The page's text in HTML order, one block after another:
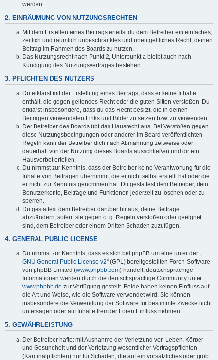
werden.
2. EINRÄUMUNG VON NUTZUNGSRECHTEN
Mit dem Erstellen eines Beitrags erteilst du dem Betreiber ein einfaches,
zeitlich und räumlich unbeschränktes und unentgeltliches Recht, deinen
Beitrag im Rahmen des Boards zu nutzen.
Das Nutzungsrecht nach Punkt 2, Unterpunkt a bleibt auch nach
Kündigung des Nutzungsvertrages bestehen.
3. PFLICHTEN DES NUTZERS
Du erklärst mit der Erstellung eines Beitrags, dass er keine Inhalte
enthält, die gegen geltendes Recht oder die guten Sitten verstoßen. Du
erklärst insbesondere, dass du das Recht besitzt, die in deinen
Beiträgen verwendeten Links und Bilder zu setzen bzw. zu verwenden.
Der Betreiber des Boards übt das Hausrecht aus. Bei Verstößen gegen
diese Nutzungsbedingungen oder anderer im Board veröffentlichten
Regeln kann der Betreiber dich nach Abmahnung zeitweise oder
dauerhaft von der Nutzung dieses Boards ausschließen und dir ein
Hausverbot erteilen.
Du nimmst zur Kenntnis, dass der Betreiber keine Verantwortung für die
Inhalte von Beiträgen übernimmt, die er nicht selbst erstellt hat oder die
er nicht zur Kenntnis genommen hat. Du gestattest dem Betreiber, dein
Benutzerkonto, Beiträge und Funktionen jederzeit zu löschen oder zu
sperren.
Du gestattest dem Betreiber darüber hinaus, deine Beiträge
abzuändern, sofern sie gegen o. g. Regeln verstoßen oder geeignet
sind, dem Betreiber oder einem Dritten Schaden zuzufügen.
4. GENERAL PUBLIC LICENSE
Du nimmst zur Kenntnis, dass es sich bei phpBB um eine unter der „
GNU General Public License v2“ (GPL) bereitgestellten Foren-Software
von phpBB Limited (www.phpbb.com) handelt; deutschsprachige
Informationen werden durch die deutschsprachige Community unter
www.phpbb.de zur Verfügung gestellt. Beide haben keinen Einfluss auf
die Art und Weise, wie die Software verwendet wird. Sie können
insbesondere die Verwendung der Software für bestimmte Zwecke nicht
untersagen oder auf Inhalte fremder Foren Einfluss nehmen.
5. GEWÄHRLEISTUNG
Der Betreiber haftet mit Ausnahme der Verletzung von Leben, Körper
und Gesundheit und der Verletzung wesentlicher Vertragspflichten
(Kardinalpflichten) nur für Schäden, die auf ein vorsätzliches oder grob